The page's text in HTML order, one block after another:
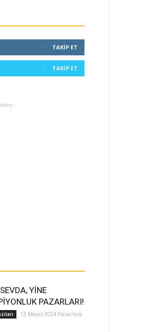
TAKIP ET
TAKIP ET
-
YİNE
PAZARLARI!
13 Mayıs 2024 Pazartesi